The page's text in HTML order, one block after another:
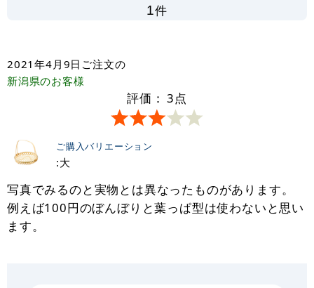
1件
2021年4月9日 ご注文の
新潟県のお客様
評価： 3点
ご購入バリエーション
:大
写真でみるのと実物とは異なったものがあります。
例えば100円のぼんぼりと葉っぱ型は使わないと思い
ます。